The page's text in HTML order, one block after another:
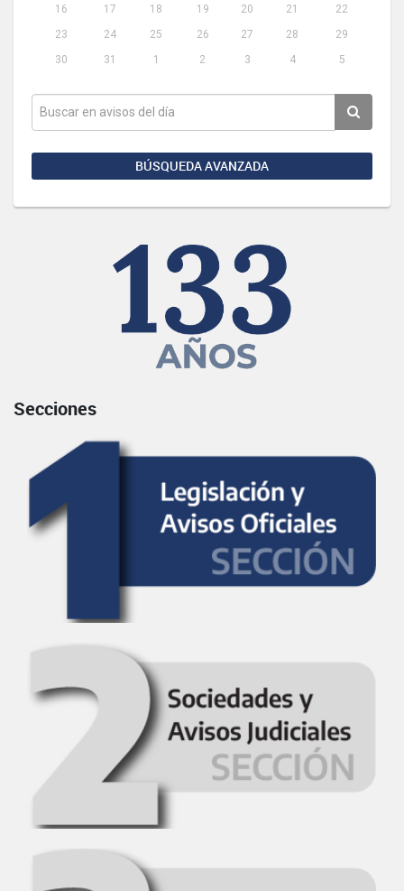
16
17 18 19 20 21
22
23
24 25 26 27 28
29
30
31 1 2 3 4 5
BÚSQUEDA AVANZADA
Secciones